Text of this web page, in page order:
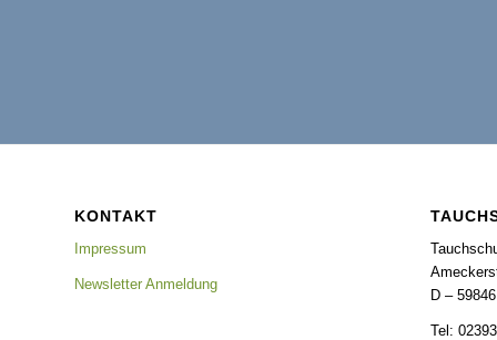
KONTAKT
Impressum
Newsletter Anmeldung
D –
Tel: